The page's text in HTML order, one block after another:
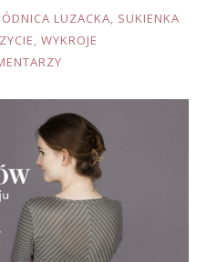
LUZACKA, SUKIENKA
, WYKROJE